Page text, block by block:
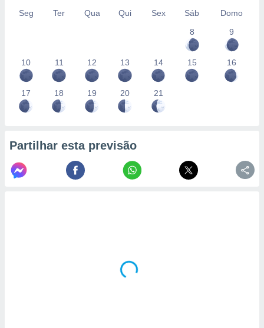
Seg Ter Qua Qui Sex Sáb
Domo
8
9
10 11 12 13 14 15 16
17 18 19 20 21
Partilhar esta previsão